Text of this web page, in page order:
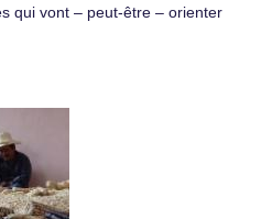
qui vont – peut-être – orienter